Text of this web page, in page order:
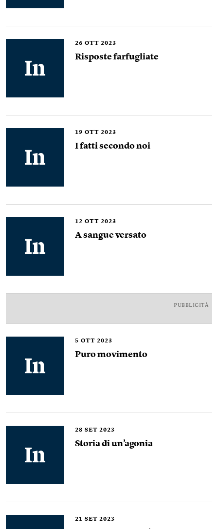
26 OTT 2023
Risposte farfugliate
19 OTT 2023
I fatti secondo noi
12 OTT 2023
A sangue versato
PUBBLICITÀ
5 OTT 2023
Puro movimento
28 SET 2023
Storia di un’agonia
21 SET 2023